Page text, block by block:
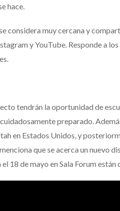
hace.
considera muy cercana y
y YouTube. Responde a
tendrán la oportunidad de
preparado.
en Estados Unidos, y
que se acerca un nuevo
18 de mayo en Sala Forum están